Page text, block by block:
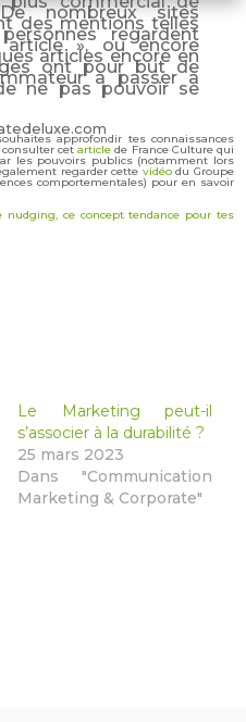
nombreux sites
des mentions telles
regardent
», ou encore
articles encore en
ont pour but de
à passer à
ne pas pouvoir se
approfondir tes connaissances
cet article de France Culture qui
les pouvoirs publics (notamment lors
regarder cette vidéodu Groupe
comportementales) pour en savoir
nudging, ce concept tendance pour tes
fenêtre)Le Marketing peut-il
s’associer à la durabilité ?
25 mars 2023
Dans "Communication
Marketing & Corporate"